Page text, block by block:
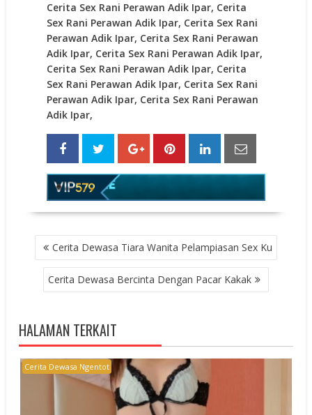
Cerita Sex Rani Perawan Adik Ipar, Cerita
Sex Rani Perawan Adik Ipar, Cerita Sex Rani
Perawan Adik Ipar, Cerita Sex Rani Perawan
Adik Ipar, Cerita Sex Rani Perawan Adik Ipar,
Cerita Sex Rani Perawan Adik Ipar, Cerita
Sex Rani Perawan Adik Ipar, Cerita Sex Rani
Perawan Adik Ipar, Cerita Sex Rani Perawan
Adik Ipar,
POST
NAVIGATION
Cerita Dewasa Tiara Wanita Pelampiasan Sex Ku
Cerita Dewasa Bercinta Dengan Pacar Kakak
HALAMAN TERKAIT
Cerita Dewasa Ngentot